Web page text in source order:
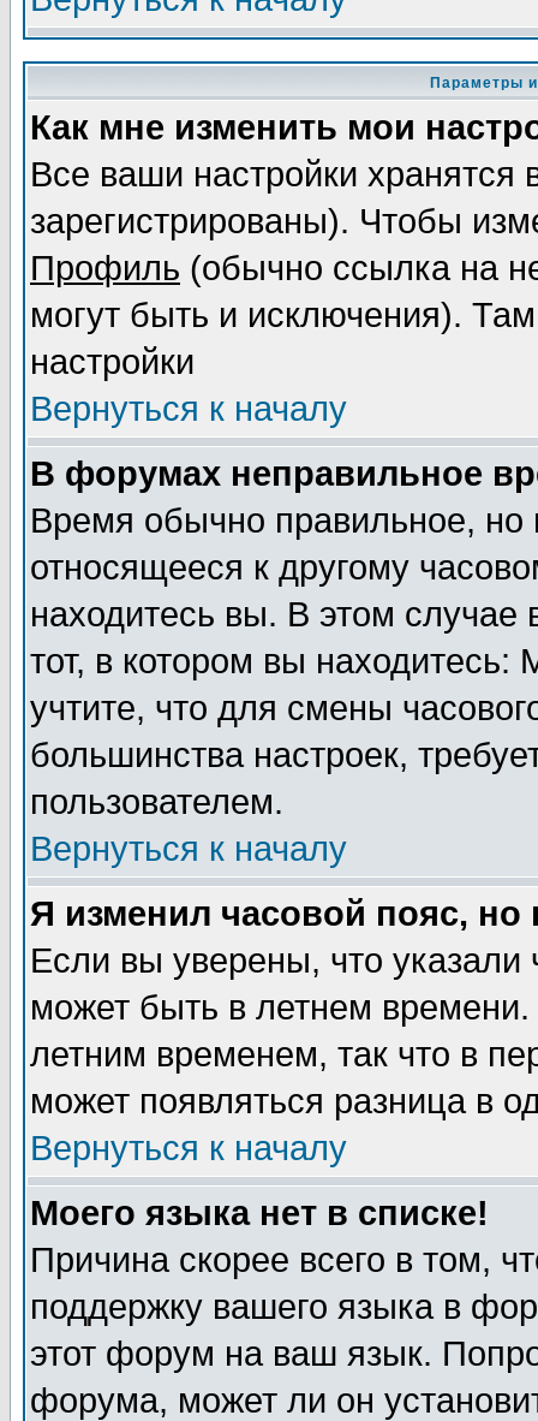
Параметры
Как мне изменить мои
Все ваши настройки
зарегистрированы). Чтобы
Профиль (обычно ссылка на
могут быть и исключения).
настройки
Вернуться к началу
В форумах неправильное
Время обычно правильное,
относящееся к другому
находитесь вы. В этом
тот, в котором вы
учтите, что для смены
большинства настроек,
пользователем.
Вернуться к началу
Я изменил часовой пояс,
Если вы уверены, что указали
может быть в летнем
летним временем, так что в
может появляться разница в
Вернуться к началу
Моего языка нет в списке!
Причина скорее всего в том,
поддержку вашего языка в
этот форум на ваш язык.
форума, может ли он